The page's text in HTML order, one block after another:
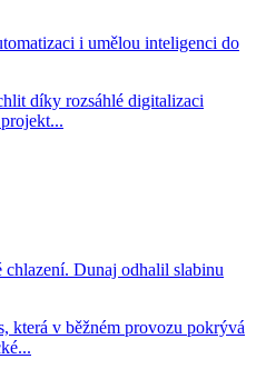
i umělou inteligenci do
díky rozsáhlé digitalizaci
chlazení. Dunaj odhalil slabinu
která v běžném provozu pokrývá